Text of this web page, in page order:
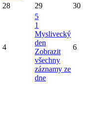
28 29 30
4
5
1
Myslivecký
den
Zobrazit
všechny
záznamy ze
dne
6